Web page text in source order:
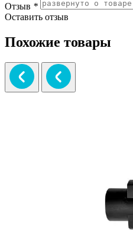
Отзыв *
Оставить отзыв
Похожие товары